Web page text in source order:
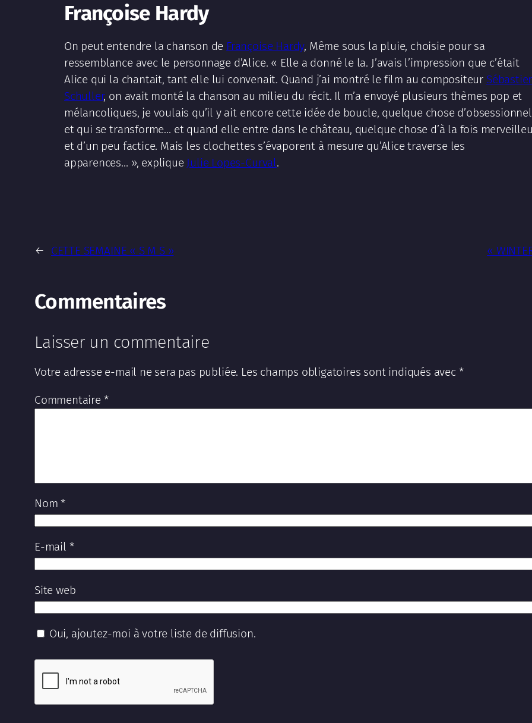
Françoise Hardy
On peut entendre la chanson de Françoise Hardy, Même sous la pluie, choisie pour sa
ressemblance avec le personnage d’Alice. « Elle a donné le la. J’avais l’impression que c’était
Alice qui la chantait, tant elle lui convenait. Quand j’ai montré le film au compositeur
Schuller, on avait monté la chanson au milieu du récit. Il m’a envoyé plusieurs thèmes pop et
mélancoliques, je voulais qu’il y ait encore cette idée de boucle, quelque chose
et qui se transforme… et quand elle entre dans le château, quelque chose d’à la fois
et d’un peu factice. Mais les clochettes s’évaporent à mesure qu’Alice traverse les
apparences… », explique Julie Lopes-Curval.
← CETTE SEMAINE « S M S » «
Commentaires
Laisser un commentaire
Votre adresse e-mail ne sera pas publiée. Les champs obligatoires sont indiqués avec *
Commentaire *
Nom*
E-mail *
Site web
Oui, ajoutez-moi à votre liste de diffusion.